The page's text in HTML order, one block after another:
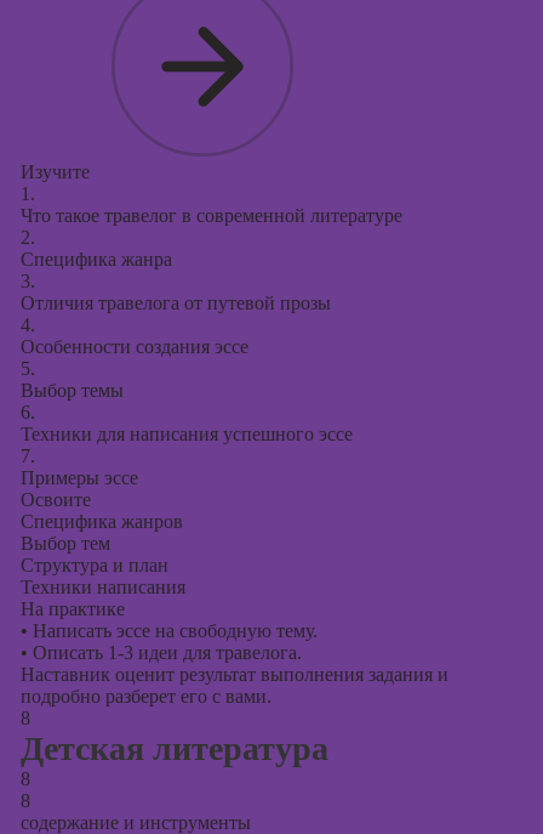
Изучите
1.
Что такое травелог в современной литературе
2.
Специфика жанра
3.
Отличия травелога от путевой прозы
4.
Особенности создания эссе
5.
Выбор темы
6.
Техники для написания успешного эссе
7.
Примеры эссе
Освоите
Специфика жанров
Выбор тем
Структура и план
Техники написания
На практике
• Написать эссе на свободную тему.
• Описать 1-3 идеи для травелога.
Наставник оценит результат выполнения задания и
подробно разберет его с вами.
8
Детская литература
8
8
содержание и инструменты